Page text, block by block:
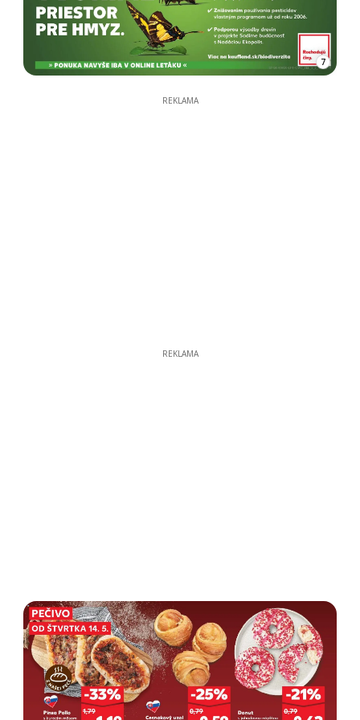
7
REKLAMA
REKLAMA